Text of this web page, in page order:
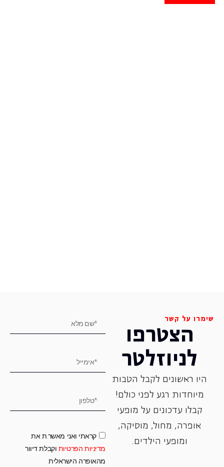
שימרו על קשר
הצטרפו
לניוזלטר
היו ראשונים לקבל הטבות
מיוחדות רגע לפני כולם!
קבלו עדכונים על מופעי
אופרה, ‏מחול, ‏מוסיקה,
ומופעי הילדים.
קראתי ואני מאשר.ת את
מדיניות הפרטיות וקבלת דיוור
מהאופרה הישראלית